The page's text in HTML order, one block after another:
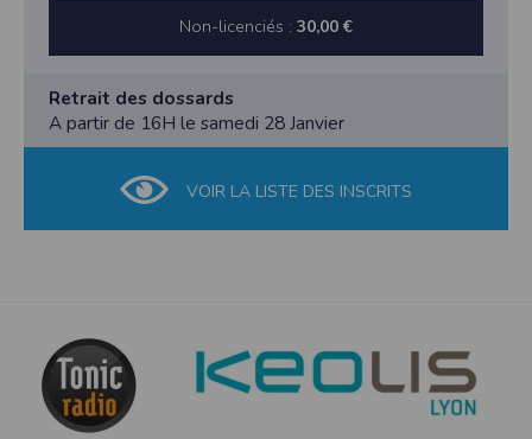
Non-licenciés : 30,00 €
Retrait des dossards
A partir de 16H le samedi 28 Janvier
VOIR LA LISTE DES INSCRITS